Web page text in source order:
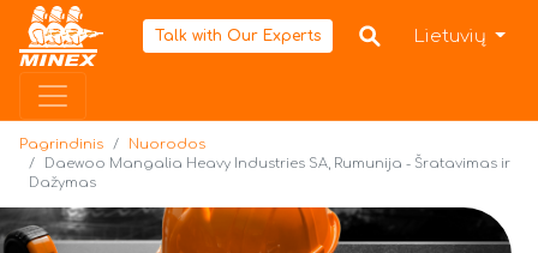
Pagrindinis
Talk with Our Experts Lietuvių
Pagrindinis
Nuorodos
Daewoo Mangalia Heavy Industries SA, Rumunija - Šratavimas ir
Dažymas